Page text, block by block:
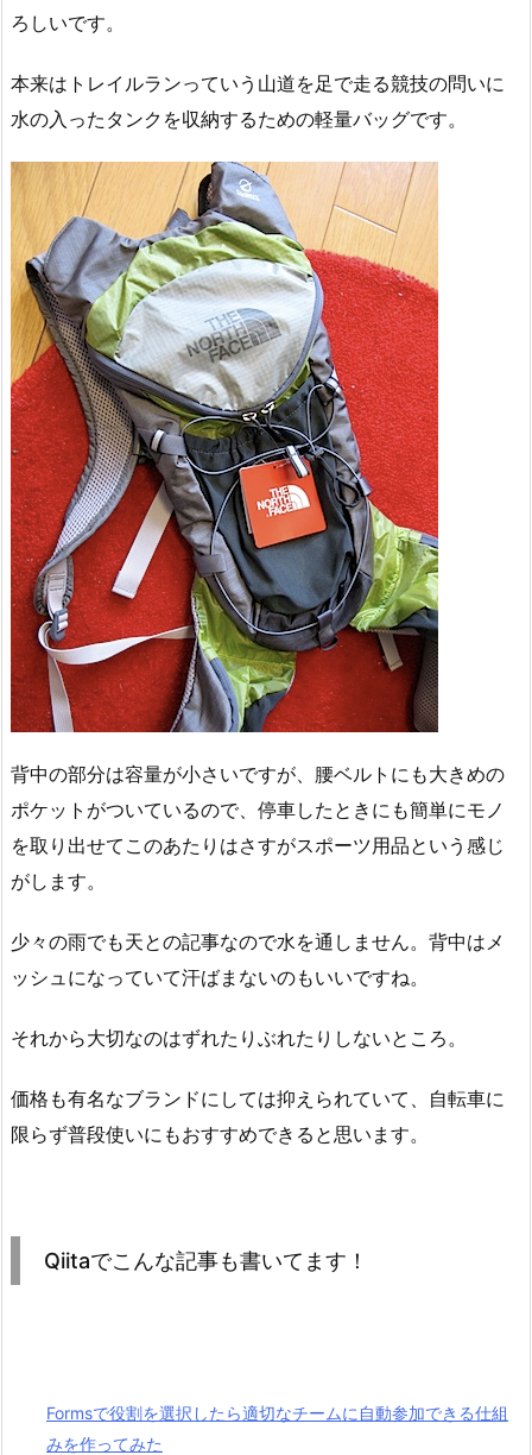
ろしいです。
本来はトレイルランっていう山道を足で走る競技の問いに
水の入ったタンクを収納するための軽量バッグです。
背中の部分は容量が小さいですが、腰ベルトにも大きめの
ポケットがついているので、停車したときにも簡単にモノ
を取り出せてこのあたりはさすがスポーツ用品という感じ
がします。
少々の雨でも天との記事なので水を通しません。背中はメ
ッシュになっていて汗ばまないのもいいですね。
それから大切なのはずれたりぶれたりしないところ。
価格も有名なブランドにしては抑えられていて、自転車に
限らず普段使いにもおすすめできると思います。
Qiitaでこんな記事も書いてます！
Formsで役割を選択したら適切なチームに自動参加できる仕組
みを作ってみた